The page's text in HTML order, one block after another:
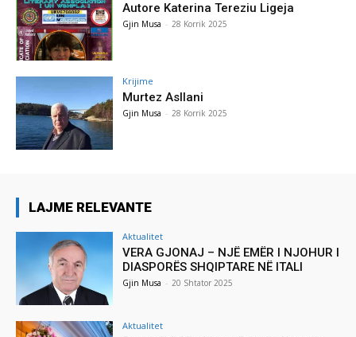
Autore Katerina Tereziu Ligeja
Gjin Musa - 28 Korrik 2025
Krijime
Murtez Asllani
Gjin Musa - 28 Korrik 2025
LAJME RELEVANTE
Aktualitet
VERA GJONAJ – NJË EMËR I NJOHUR I
DIASPORËS SHQIPTARE NË ITALI
Gjin Musa - 20 Shtator 2025
Aktualitet